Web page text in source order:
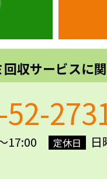
収サービスに
17:00 定休日 日